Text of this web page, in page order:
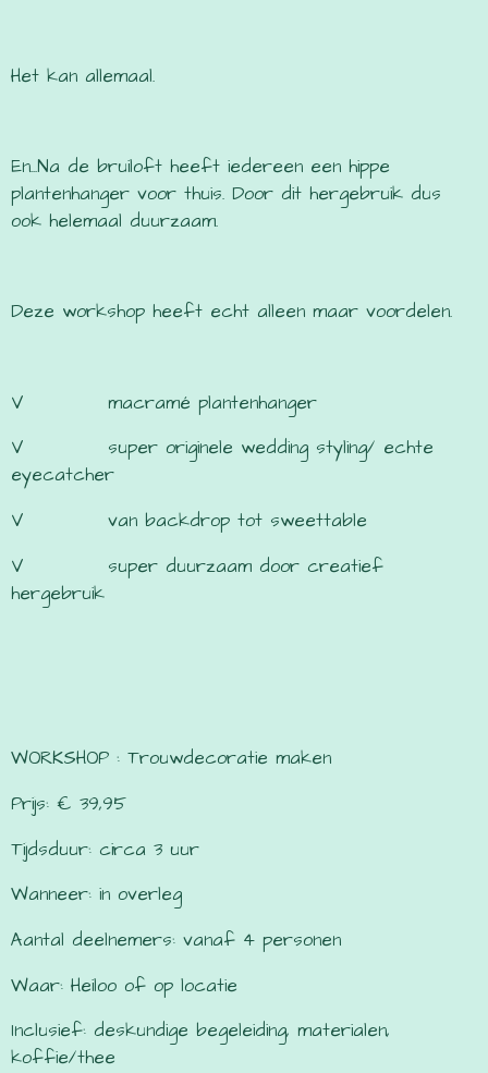
Het kan allemaal.
En...Na de bruiloft heeft iedereen een hippe
plantenhanger voor thuis. Door dit hergebruik dus
ook helemaal duurzaam.
Deze workshop heeft echt alleen maar voordelen.
V macramé plantenhanger
V super originele wedding styling/ echte
eyecatcher
V van backdrop tot sweettable
V super duurzaam door creatief
hergebruik
WORKSHOP : Trouwdecoratie maken
Prijs: € 39,95
Tijdsduur: circa 3 uur
Wanneer: in overleg
Aantal deelnemers: vanaf 4 personen
Waar: Heiloo of op locatie
Inclusief: deskundige begeleiding, materialen,
koffie/thee